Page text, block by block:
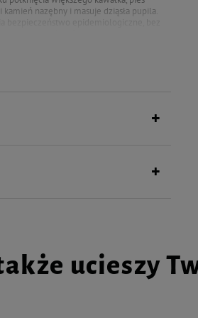
nazębny i masuje dziąsła pupila.
ucieszy